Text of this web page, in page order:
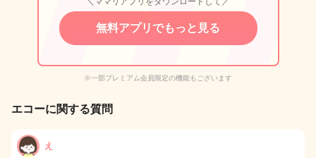
無料アプリでもっと見る
※一部プレミアム会員限定の機能もございます
エコーに関する質問
え